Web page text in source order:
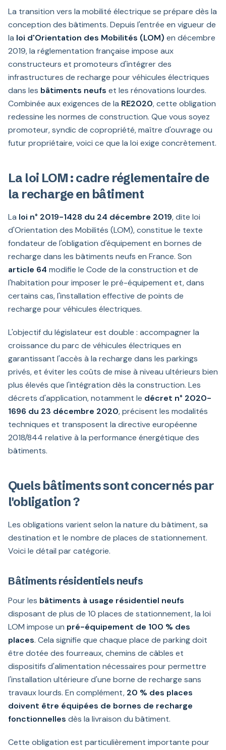
La transition vers la mobilité électrique se prépare dès la
conception des bâtiments. Depuis l'entrée en vigueur de
la loi d'Orientation des Mobilités (LOM) en décembre
2019, la réglementation française impose aux
constructeurs et promoteurs d'intégrer des
infrastructures de recharge pour véhicules électriques
dans les bâtiments neufs et les rénovations lourdes.
Combinée aux exigences de la RE2020, cette obligation
redessine les normes de construction. Que vous soyez
promoteur, syndic de copropriété, maître d'ouvrage ou
futur propriétaire, voici ce que la loi exige concrètement.
La loi LOM : cadre réglementaire de
la recharge en bâtiment
La loi n° 2019-1428 du 24 décembre 2019, dite loi
d'Orientation des Mobilités (LOM), constitue le texte
fondateur de l'obligation d'équipement en bornes de
recharge dans les bâtiments neufs en France. Son
article 64 modifie le Code de la construction et de
l'habitation pour imposer le pré-équipement et, dans
certains cas, l'installation effective de points de
recharge pour véhicules électriques.
L'objectif du législateur est double : accompagner la
croissance du parc de véhicules électriques en
garantissant l'accès à la recharge dans les parkings
privés, et éviter les coûts de mise à niveau ultérieurs bien
plus élevés que l'intégration dès la construction. Les
décrets d'application, notamment le décret n° 2020-
1696 du 23 décembre 2020, précisent les modalités
techniques et transposent la directive européenne
2018/844 relative à la performance énergétique des
bâtiments.
Quels bâtiments sont concernés par
l'obligation ?
Les obligations varient selon la nature du bâtiment, sa
destination et le nombre de places de stationnement.
Voici le détail par catégorie.
Bâtiments résidentiels neufs
Pour les bâtiments à usage résidentiel neufs
disposant de plus de 10 places de stationnement, la loi
LOM impose un pré-équipement de 100 % des
places. Cela signifie que chaque place de parking doit
être dotée des fourreaux, chemins de câbles et
dispositifs d'alimentation nécessaires pour permettre
l'installation ultérieure d'une borne de recharge sans
travaux lourds. En complément, 20 % des places
doivent être équipées de bornes de recharge
fonctionnelles dès la livraison du bâtiment.
Cette obligation est particulièrement importante pour